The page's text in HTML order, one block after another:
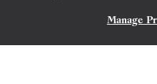
7 NOV. 2026•10
Manage